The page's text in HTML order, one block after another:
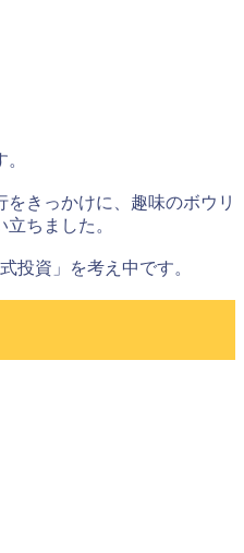
をきっかけに、趣味のボウリ
ちました。
投資」を考え中です。